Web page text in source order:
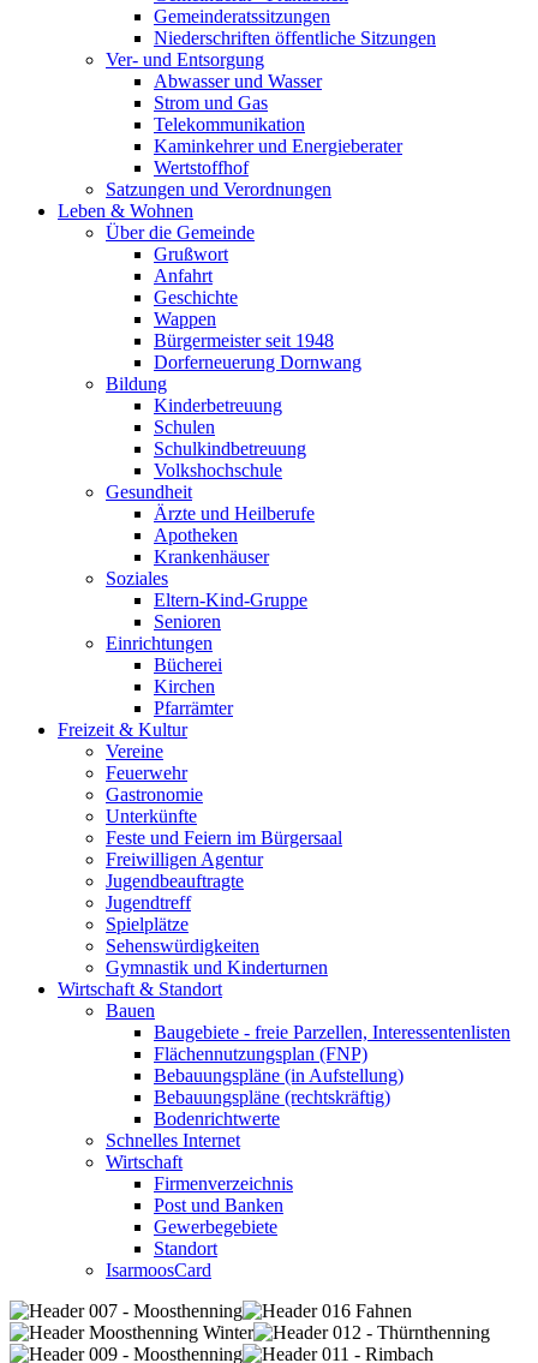
Gemeinderatssitzungen
Niederschriften öffentliche Sitzungen
Ver- und Entsorgung
Abwasser und Wasser
Strom und Gas
Telekommunikation
Kaminkehrer und Energieberater
Wertstoffhof
Satzungen und Verordnungen
Leben & Wohnen
Über die Gemeinde
Grußwort
Anfahrt
Geschichte
Wappen
Bürgermeister seit 1948
Dorferneuerung Dornwang
Bildung
Kinderbetreuung
Schulen
Schulkindbetreuung
Volkshochschule
Gesundheit
Ärzte und Heilberufe
Apotheken
Krankenhäuser
Soziales
Eltern-Kind-Gruppe
Senioren
Einrichtungen
Bücherei
Kirchen
Pfarrämter
Freizeit & Kultur
Vereine
Feuerwehr
Gastronomie
Unterkünfte
Feste und Feiern im Bürgersaal
Freiwilligen Agentur
Jugendbeauftragte
Jugendtreff
Spielplätze
Sehenswürdigkeiten
Gymnastik und Kinderturnen
Wirtschaft & Standort
Bauen
Baugebiete - freie Parzellen, Interessentenlisten
Flächennutzungsplan (FNP)
Bebauungspläne (in Aufstellung)
Bebauungspläne (rechtskräftig)
Bodenrichtwerte
Schnelles Internet
Wirtschaft
Firmenverzeichnis
Post und Banken
Gewerbegebiete
Standort
IsarmoosCard